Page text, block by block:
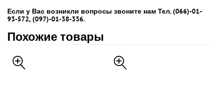
Если у Вас возникли вопросы звоните нам Тел. (066)-01-
93-572, (097)-01-38-336.
Похожие товары